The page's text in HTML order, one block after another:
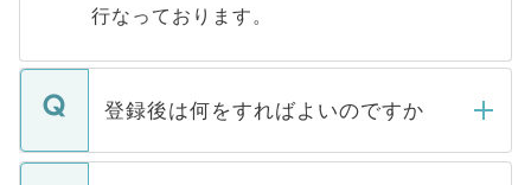
行なっております。
登録後は何をすればよいのですか
ご登録いただきましたら、弊社担当者がご